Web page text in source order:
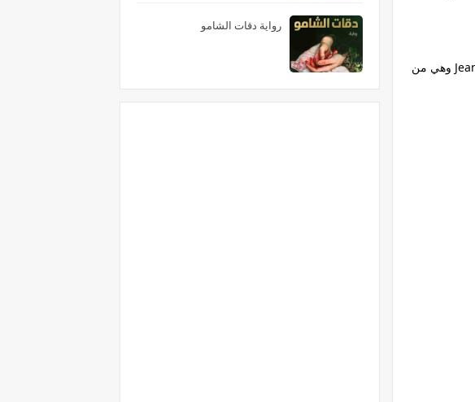
كما أن الرواية تحتوي على مجموعة من النصوص والأحداث المتنوعة فالرواية هي من المؤلف Jean Webster وهي من
رواية دقات الشامو